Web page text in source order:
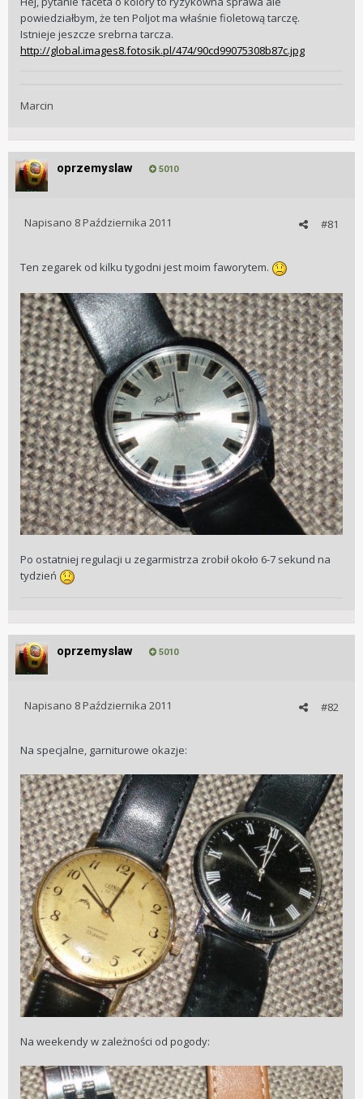
powiedziałbym, że ten Poljot ma właśnie fioletową tarczę.
Istnieje jeszcze srebrna tarcza.
http://global.images8.fotosik.pl/474/90cd99075308b87c.jpg
Marcin
oprzemyslaw 5010
#81
Napisano 8 Października 2011
Ten zegarek od kilku tygodni jest moim faworytem.
Po ostatniej regulacji u zegarmistrza zrobił około 6-7 sekund na
tydzień
oprzemyslaw 5010
#82
Napisano 8 Października 2011
Na specjalne, garniturowe okazje:
Na weekendy w zależności od pogody: